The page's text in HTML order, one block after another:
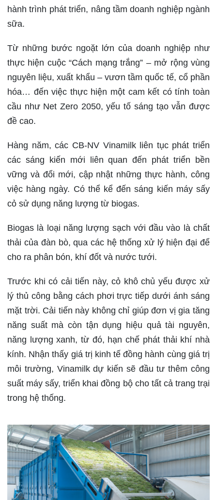
hành trình phát triển, nâng tầm doanh nghiệp ngành
sữa.
Từ những bước ngoặt lớn của doanh nghiệp như
thực hiện cuộc “Cách mạng trắng” – mở rộng vùng
nguyên liệu, xuất khẩu – vươn tầm quốc tế, cổ phần
hóa… đến việc thực hiện một cam kết có tính toàn
cầu như Net Zero 2050, yếu tố sáng tạo vẫn được
đề cao.
Hàng năm, các CB-NV Vinamilk liên tục phát triển
các sáng kiến mới liên quan đến phát triển bền
vững và đổi mới, cập nhật những thực hành, công
việc hàng ngày. Có thể kể đến sáng kiến máy sấy
cỏ sử dụng năng lượng từ biogas.
Biogas là loại năng lượng sạch với đầu vào là chất
thải của đàn bò, qua các hệ thống xử lý hiện đại để
cho ra phân bón, khí đốt và nước tưới.
Trước khi có cải tiến này, cỏ khô chủ yếu được xử
lý thủ công bằng cách phơi trực tiếp dưới ánh sáng
mặt trời. Cải tiến này không chỉ giúp đơn vị gia tăng
năng suất mà còn tận dụng hiệu quả tài nguyên,
năng lượng xanh, từ đó, hạn chế phát thải khí nhà
kính. Nhận thấy giá trị kinh tế đồng hành cùng giá trị
môi trường, Vinamilk dự kiến sẽ đầu tư thêm công
suất máy sấy, triển khai đồng bộ cho tất cả trang trại
trong hệ thống.